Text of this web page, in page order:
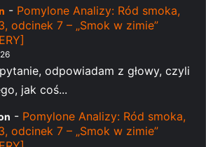
- Pomylone Analizy: Ród smoka,
odcinek 7 – „Smok w zimie”
odpowiadam z głowy, czyli
jak coś...
- Pomylone Analizy: Ród smoka,
odcinek 7 – „Smok w zimie”